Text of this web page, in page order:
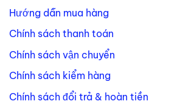
Hướng dẫn mua hàng
Chính sách thanh toán
Chính sách vận chuyển
Chính sách kiểm hàng
Chính sách đổi trả & hoàn tiền